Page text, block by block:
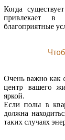
Когда
привлекает в
благоприятные
Очень важно как
центр вашего
яркой.
Если полы в
должна
таких случаях